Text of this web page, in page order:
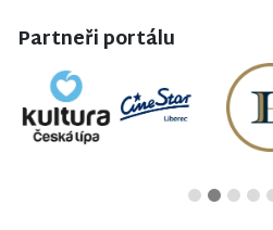
Partneři portálu